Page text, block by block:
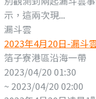
示，這兩次現...
漏斗雲
2023年4月20日-漏斗
箔子寮港區沿海一帶
2023/04/20 01:30
~ 2023/04/20 02:00